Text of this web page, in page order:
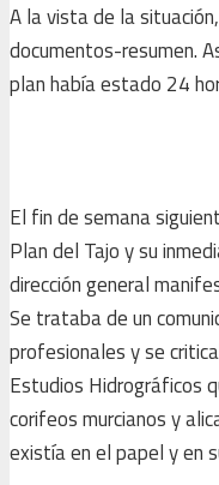
A la vista de la
documentos-resumen.
plan había estado 24
El fin de semana
Plan del Tajo y su
dirección general
Se trataba de un
profesionales y se
Estudios Hidrográficos
corifeos murcianos y
existía en el papel y en